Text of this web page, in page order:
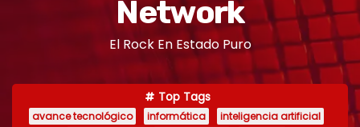
Network
El Rock En Estado Puro
Top Tags
avance tecnológico informática
inteligencia artificial